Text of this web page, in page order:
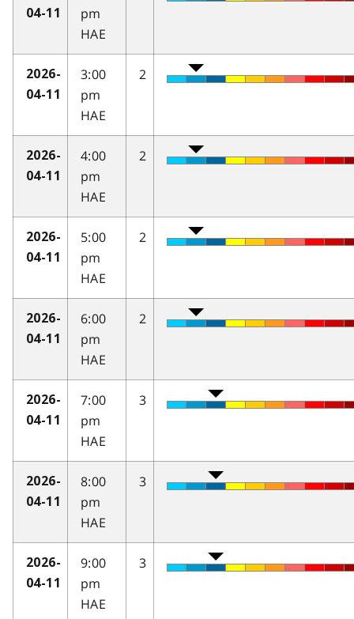
04-11
pm
HAE
2026-
04-11
3:00
pm
HAE
2
2026-
04-11
4:00
pm
HAE
2
2026-
04-11
5:00
pm
HAE
2
2026-
04-11
6:00
pm
HAE
2
2026-
04-11
7:00
pm
HAE
3
2026-
04-11
8:00
pm
HAE
3
2026-
04-11
9:00
pm
HAE
3